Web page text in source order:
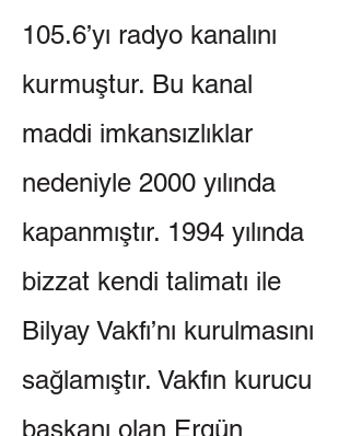
105.6’yı radyo kanalını
kurmuştur. Bu kanal
maddi imkansızlıklar
nedeniyle 2000 yılında
kapanmıştır. 1994 yılında
bizzat kendi talimatı ile
Bilyay Vakfı’nı kurulmasını
sağlamıştır. Vakfın kurucu
başkanı olan Ergün